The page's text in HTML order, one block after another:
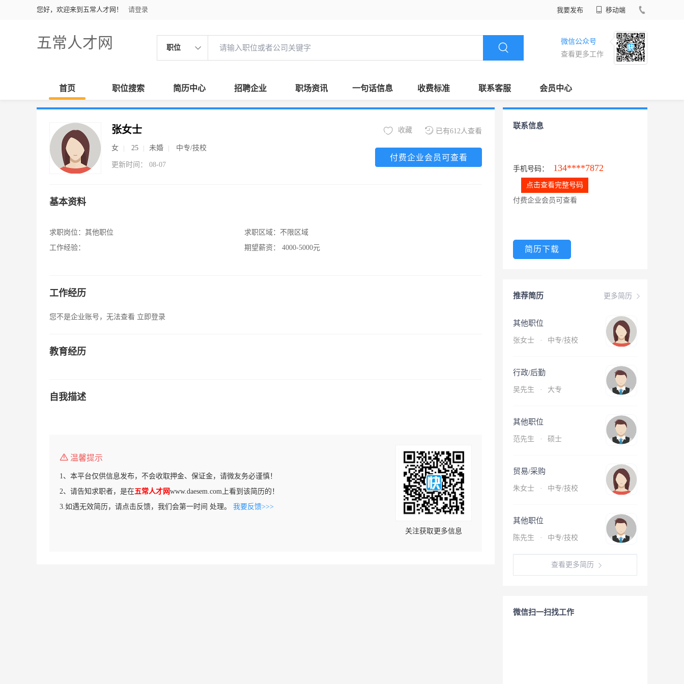
您好，欢迎来到五常人才网！ 请登录 我要发布 移动端
五常人才网 职位
微信公众号
查看更多工作
首页 职位搜索 简历中心 招聘企业 职场资讯 一句话信息 收费标准 联系客服 会员中心
张女士
女 25 未婚 中专/技校
更新时间： 08-07
已有612人查看
收藏
付费企业会员可查看
基本资料
求职岗位： 其他职位
工作经验：
求职区域： 不限区域
期望薪资：
4000-5000元
工作经历
您不是企业账号，无法查看 立即登录
教育经历
自我描述
温馨提示
1、本平台仅供信息发布，不会收取押金、保证金，请微友务必谨慎！
2、请告知求职者，是在五常人才网www.daesem.com上看到该简历的！
3.如遇无效简历，请点击反馈，我们会第一时间 处理。 我要反馈>>>
关注获取更多信息
联系信息
手机号码： 134****7872
点击查看完整号码
付费企业会员可查看
简历下载
更多简历
推荐简历
其他职位
张女士 · 中专/技校
行政/后勤
吴先生 · 大专
其他职位
范先生 · 硕士
贸易/采购
朱女士 · 中专/技校
其他职位
陈先生 · 中专/技校
查看更多简历
微信扫一扫找工作